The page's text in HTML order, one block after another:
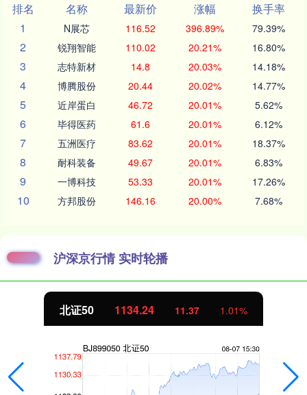
排名
名称 最新价 涨幅
换手率
1
N展芯 116.52 396.89% 79.39%
2 锐翔智能 110.02 20.21% 16.80%
3 志特新材 14.8 20.03% 14.18%
4 博腾股份 20.44 20.02% 14.77%
5 近岸蛋白 46.72 20.01% 5.62%
6 毕得医药 61.6 20.01% 6.12%
7 五洲医疗 83.62 20.01% 18.37%
8 耐科装备 49.67 20.01% 6.83%
9 一博科技 53.33 20.01% 17.26%
10 方邦股份 146.16 20.00% 7.68%
沪深京行情 实时轮播
北证50 1134.24 11.37 1.01%